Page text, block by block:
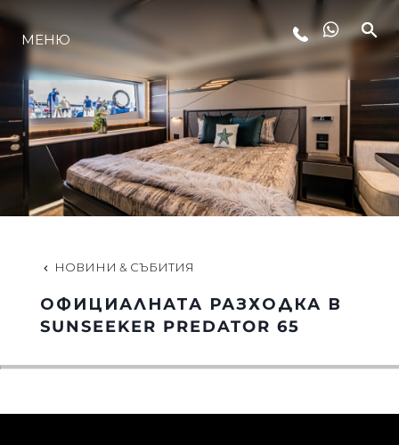
ЛАЙФСТАЙЛ
ИНОВАЦИЯ
КОМПАНИЯТА
ЕКИПЪТ
НАСЛЕДСТВО
МЕНЮ
НОВИНИ & СЪБИТИЯ
ОФИЦИАЛНАТА РАЗХОДКА В
SUNSEEKER PREDATOR 65